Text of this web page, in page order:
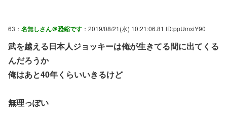
63： 名無しさん＠恐縮です ：2019/08/21(水) 10:21:06.81 ID:ppUmxiY90
武を越える日本人ジョッキーは俺が生きてる間に出てくる
んだろうか
俺はあと40年くらいいきるけど
無理っぽい